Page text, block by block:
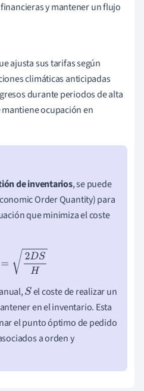
y mantener un flujo
ajusta sus tarifas según
climáticas anticipadas
durante periodos de alta
ocupación en
de inventarios, se puede
Order Quantity) para
que minimiza el coste
DSH
Sel coste de realizar un
en el inventario. Esta
el punto óptimo de pedido
a orden y